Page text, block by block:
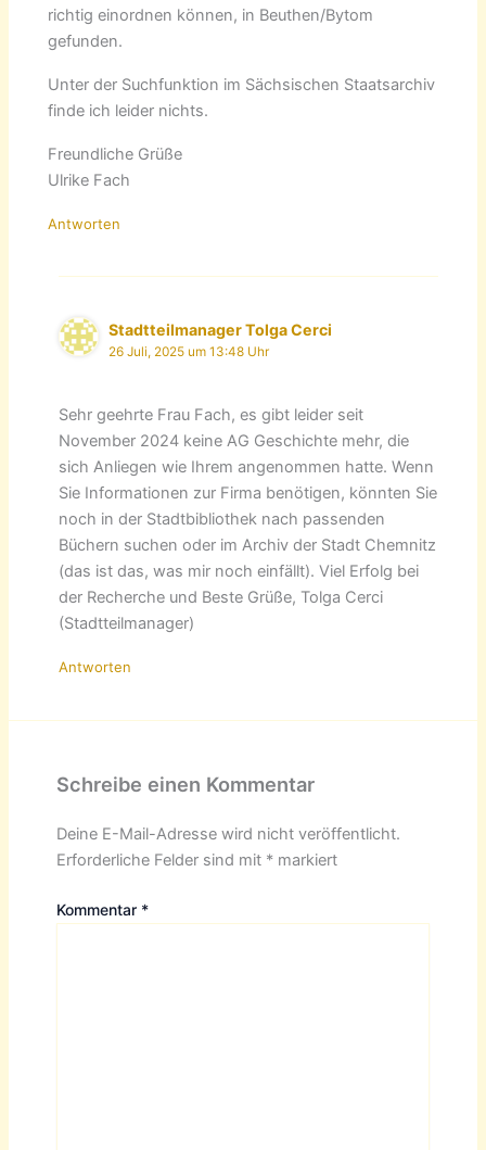
richtig einordnen können, in Beuthen/Bytom
gefunden.
Unter der Suchfunktion im Sächsischen Staatsarchiv
finde ich leider nichts.
Freundliche Grüße
Ulrike Fach
Antworten
Stadtteilmanager Tolga Cerci
26 Juli, 2025 um 13:48 Uhr
Sehr geehrte Frau Fach, es gibt leider seit
November 2024 keine AG Geschichte mehr, die
sich Anliegen wie Ihrem angenommen hatte. Wenn
Sie Informationen zur Firma benötigen, könnten Sie
noch in der Stadtbibliothek nach passenden
Büchern suchen oder im Archiv der Stadt Chemnitz
(das ist das, was mir noch einfällt). Viel Erfolg bei
der Recherche und Beste Grüße, Tolga Cerci
(Stadtteilmanager)
Antworten
Schreibe einen Kommentar
Deine E-Mail-Adresse wird nicht veröffentlicht.
Erforderliche Felder sind mit *markiert
Kommentar *